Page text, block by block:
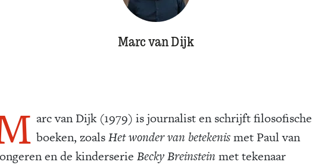
Marc van Dijk
arc van Dijk (1979) is journalist en schrijft filosofische
boeken, zoalsHet wonder van betekenismet Paul van
en de kinderserie Becky Breinstein met tekenaar